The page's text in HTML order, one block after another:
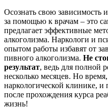
Осознать свою зависимость
за помощью к врачам – это
предлагает эффективные
алкоголизма. Наркологи и
опытом работы избавят от
пивного алкоголизма. Не
результат, ведь для полной
несколько месяцев. Но
наркологической клинике, и
после прохождения курса
жизнь!